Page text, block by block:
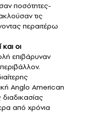
ποσότητες-
τις
περαιτέρω
οι
επιβάρυναν
Anglo American
από χρόνια